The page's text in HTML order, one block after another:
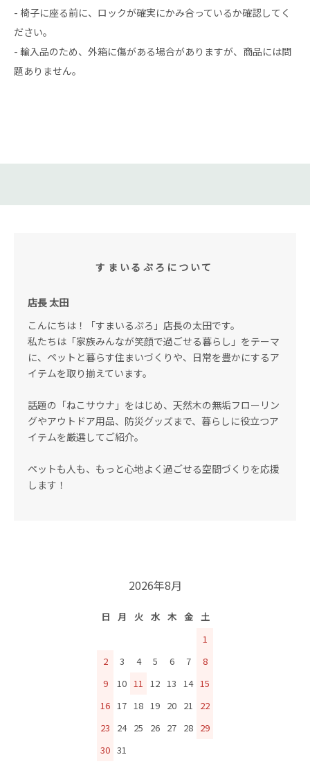
- 椅子に座る前に、ロックが確実にかみ合っているか確認してく
ださい。
- 輸入品のため、外箱に傷がある場合がありますが、商品には問
題ありません。
すまいるぷろについて
店長 太田
こんにちは！「すまいるぷろ」店長の太田です。
私たちは「家族みんなが笑顔で過ごせる暮らし」をテーマ
に、ペットと暮らす住まいづくりや、日常を豊かにするア
イテムを取り揃えています。
話題の「ねこサウナ」をはじめ、天然木の無垢フローリン
グやアウトドア用品、防災グッズまで、暮らしに役立つア
イテムを厳選してご紹介。
ペットも人も、もっと心地よく過ごせる空間づくりを応援
します！
2026年8月
日 月 火 水 木 金
土
1
2
3 4 5 6 7
8
9
10 11 12 13 14 15
16 17 18 19 20 21
22
23
24 25 26 27 28 29
30 31